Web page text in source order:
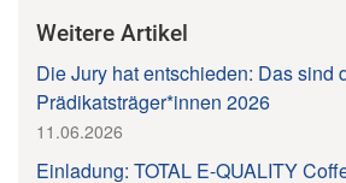
Weitere Artikel
Die Jury hat entschieden: Das sind
Prädikatsträger*innen 2026
11.06.2026
Einladung: TOTAL E-QUALITY